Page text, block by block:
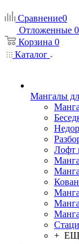
Сравнение0
Отложенные 0
Корзина 0
Каталог
Мангалы
Лофт
+